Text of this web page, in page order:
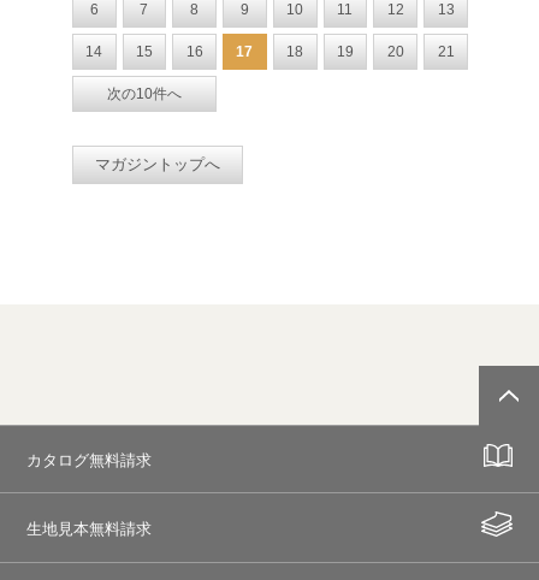
6 7 8 9 10 11 12 13
14 15 16 17 18 19 20 21
次の10件へ
マガジントップへ
カタログ無料請求
生地見本無料請求